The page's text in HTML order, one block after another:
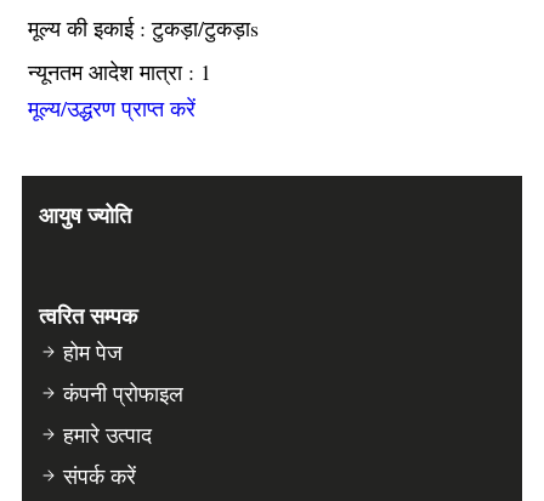
मूल्य की इकाई : टुकड़ा/टुकड़ाs
न्यूनतम आदेश मात्रा : 1
मूल्य/उद्धरण प्राप्त करें
आयुष ज्योति
त्वरित सम्पक
होम पेज
कंपनी प्रोफाइल
हमारे उत्पाद
संपर्क करें